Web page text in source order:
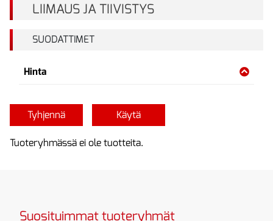
LIIMAUS JA TIIVISTYS
SUODATTIMET
Hinta
Tyhjennä Käytä
Tuoteryhmässä ei ole tuotteita.
Suosituimmat tuoteryhmät